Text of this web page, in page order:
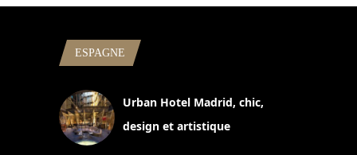
ESPAGNE
Urban Hotel Madrid, chic,
design et artistique